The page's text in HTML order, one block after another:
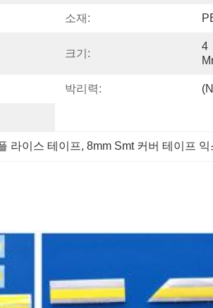
소재:
크기:
4
박리력:
라이스 테이프, 8mm Smt 커버 테이프